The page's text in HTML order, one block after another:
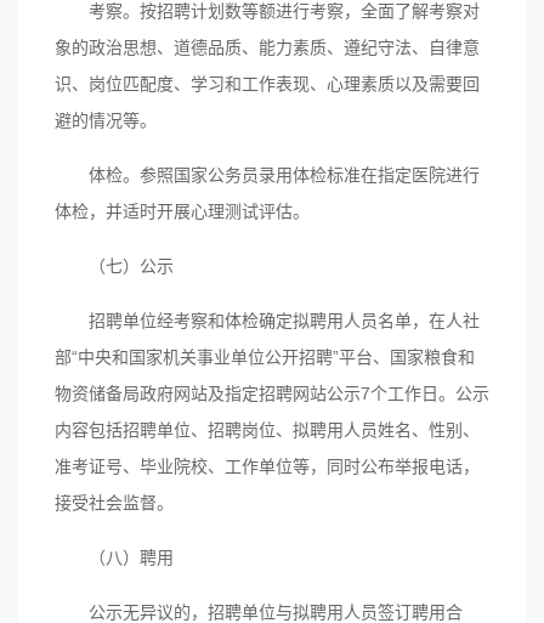
考察。按招聘计划数等额进行考察，全面了解考察对
象的政治思想、道德品质、能力素质、遵纪守法、自律意
识、岗位匹配度、学习和工作表现、心理素质以及需要回
避的情况等。
体检。参照国家公务员录用体检标准在指定医院进行
体检，并适时开展心理测试评估。
（七）公示
招聘单位经考察和体检确定拟聘用人员名单，在人社
部“中央和国家机关事业单位公开招聘”平台、国家粮食和
物资储备局政府网站及指定招聘网站公示7个工作日。公示
内容包括招聘单位、招聘岗位、拟聘用人员姓名、性别、
准考证号、毕业院校、工作单位等，同时公布举报电话，
接受社会监督。
（八）聘用
公示无异议的，招聘单位与拟聘用人员签订聘用合